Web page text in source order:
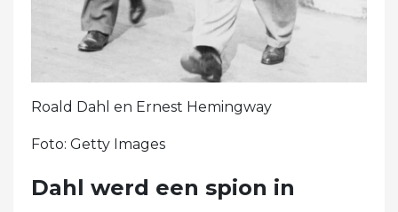
Roald Dahl en Ernest Hemingway
Foto: Getty Images
Dahl werd een spion in